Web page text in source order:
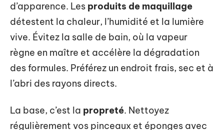
d’apparence. Les produits de maquillage
détestent la chaleur, l’humidité et la lumière
vive. Évitez la salle de bain, où la vapeur
règne en maître et accélère la dégradation
des formules. Préférez un endroit frais, sec et à
l’abri des rayons directs.
La base, c’est la propreté. Nettoyez
régulièrement vos pinceaux et éponges avec